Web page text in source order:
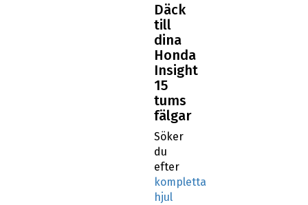
Däck
till
dina
Honda
Insight
15
tums
fälgar
Söker
du
efter
kompletta
hjul